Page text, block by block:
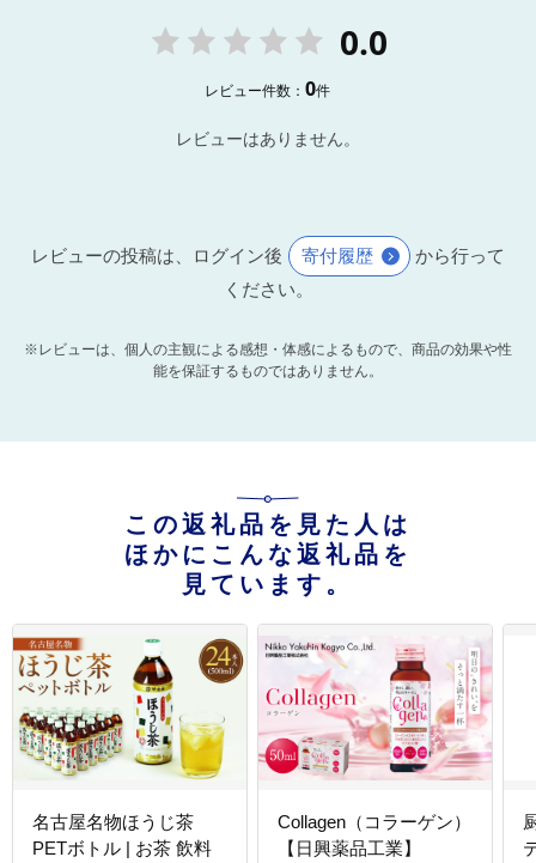
0.0
レビュー件数：0件
レビューはありません。
レビューの投稿は、ログイン後 寄付履歴
から行って
ください。
※レビューは、個人の主観による感想・体感によるもので、商品の効果や性
能を保証するものではありません。
この返礼品を見た人は
ほかにこんな返礼品を
見ています。
名古屋名物ほうじ茶
PETボトル | お茶 飲料
Collagen（コラーゲン）
【日興薬品工業】